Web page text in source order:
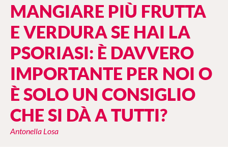
MANGIARE PIÙ FRUTTA
E VERDURA SE HAI LA
PSORIASI: È DAVVERO
IMPORTANTE PER NOI O
È SOLO UN CONSIGLIO
CHE SI DÀ A TUTTI?
Antonella Losa